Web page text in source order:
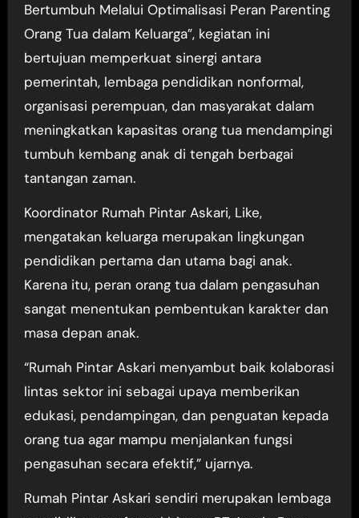
Bertumbuh Melalui Optimalisasi Peran Parenting
Orang Tua dalam Keluarga”, kegiatan ini
bertujuan memperkuat sinergi antara
pemerintah, lembaga pendidikan nonformal,
organisasi perempuan, dan masyarakat dalam
meningkatkan kapasitas orang tua mendampingi
tumbuh kembang anak di tengah berbagai
tantangan zaman.
Koordinator Rumah Pintar Askari, Like,
mengatakan keluarga merupakan lingkungan
pendidikan pertama dan utama bagi anak.
Karena itu, peran orang tua dalam pengasuhan
sangat menentukan pembentukan karakter dan
masa depan anak.
“Rumah Pintar Askari menyambut baik kolaborasi
lintas sektor ini sebagai upaya memberikan
edukasi, pendampingan, dan penguatan kepada
orang tua agar mampu menjalankan fungsi
pengasuhan secara efektif,” ujarnya.
Rumah Pintar Askari sendiri merupakan lembaga